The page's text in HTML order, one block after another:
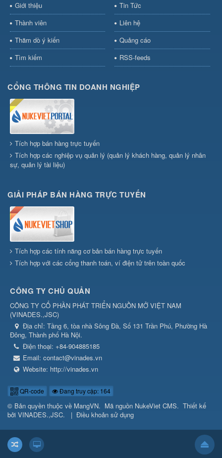
Giới thiệu
Tin Tức
Thành viên
Liên hệ
Thăm dò ý kiến
Quảng cáo
Tìm kiếm
RSS-feeds
CỔNG THÔNG TIN DOANH NGHIỆP
Tích hợp bán hàng trực tuyến
Tích hợp các nghiệp vụ quản lý (quản lý khách hàng, quản lý nhân
sự, quản lý tài liệu)
GIẢI PHÁP BÁN HÀNG TRỰC TUYẾN
Tích hợp các tính năng cơ bản bán hàng trực tuyến
Tích hợp với các cổng thanh toán, ví điện tử trên toàn quốc
CÔNG TY CHỦ QUẢN
CÔNG TY CỔ PHẦN PHÁT TRIỂN NGUỒN MỞ VIỆT NAM
(VINADES.,JSC)
Địa chỉ: Tầng 6, tòa nhà Sông Đà, Số 131 Trần Phú, Phường Hà
Đông, Thành phố Hà Nội.
Điện thoại: +84-904885185
Email: contact@vinades.vn
Website: http://vinades.vn
QR-code Đang truy cập: 164
© Bản quyền thuộc về MangVN. Mã nguồn NukeViet CMS. Thiết kế
bởi VINADES.,JSC. | Điều khoản sử dụng